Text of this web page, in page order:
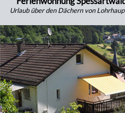
Urlaub über den Dächern von